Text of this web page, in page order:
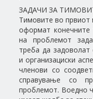
ЗАДАЧИ ЗА
Тимовите во првиот
оформат
на проблемот
треба да задоволат
и организациски
членови со
справување со
проблемот. Воедно